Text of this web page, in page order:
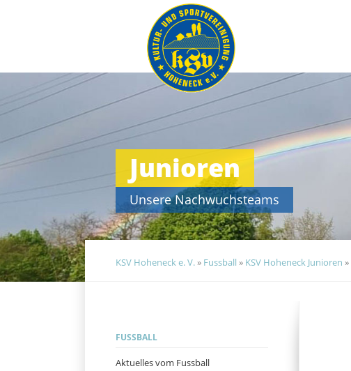
Navigation
überspringen
Junioren
Unsere Nachwuchsteams
KSV Hoheneck e. V.» Fussball » KSV Hoheneck Junioren »
Navigation
FUSSBALL
Aktuelles vom Fussball